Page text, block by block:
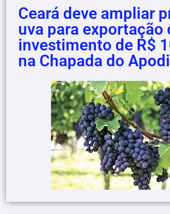
Ceará deve ampliar
uva para exportação
investimento de R$
na Chapada do Apodi